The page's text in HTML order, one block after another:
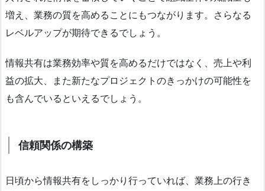
増え、業務の質を高めることにもつながります。さらなる
レベルアップが期待できるでしょう。
情報共有は業務効率や質を高めるだけではなく、売上や利
益の拡大、また新たなプロジェクトのきっかけの可能性を
も含んでいるといえるでしょう。
信頼関係の構築
日頃から情報共有をしっかり行っていれば、業務上の行き